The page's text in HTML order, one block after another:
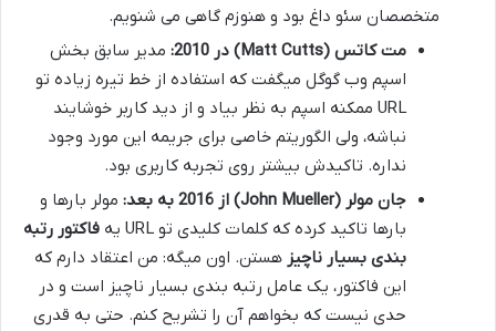
متخصصان سئو داغ بود و هنوزم گاهی می شنویم.
مت کاتس (Matt Cutts) در 2010:
مدیر سابق بخش
اسپم وب گوگل میگفت که استفاده از خط تیره زیاده تو
URL ممکنه اسپم به نظر بیاد و از دید کاربر خوشایند
نباشه، ولی الگوریتم خاصی برای جریمه این مورد وجود
نداره. تاکیدش بیشتر روی تجربه کاربری بود.
جان مولر (John Mueller) از 2016 به بعد:
مولر بارها و
بارها تاکید کرده که کلمات کلیدی تو URL یه
فاکتور رتبه
بندی بسیار ناچیز هستن. اون میگه: من اعتقاد دارم که
این فاکتور، یک عامل رتبه بندی بسیار ناچیز است و در
حدی نیست که بخواهم آن را تشریح کنم. حتی به قدری